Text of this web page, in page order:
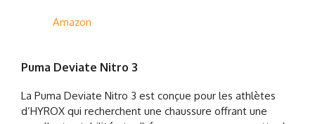
Amazon
Puma Deviate Nitro 3
La Puma Deviate Nitro 3 est conçue pour les athlètes
d’HYROX qui recherchent une chaussure offrant une